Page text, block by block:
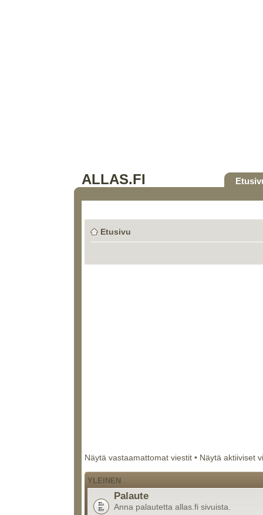
ALLAS.FI
Etusivu
Näytä vastaamattomat viestit • Näytä aktiiviset
YLEINEN
Palaute
Anna palautetta allas.fi sivuista.